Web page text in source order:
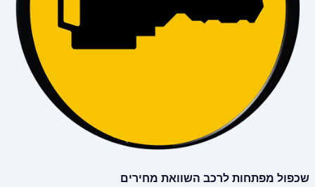
שכפול מפתחות לרכב השוואת מחירים